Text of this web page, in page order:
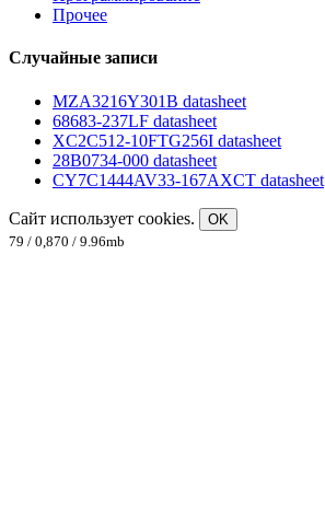
Прочее
Случайные записи
MZA3216Y301B datasheet
68683-237LF datasheet
XC2C512-10FTG256I datasheet
28B0734-000 datasheet
CY7C1444AV33-167AXCT datasheet
Сайт использует cookies.
OK
79 / 0,870 / 9.96mb